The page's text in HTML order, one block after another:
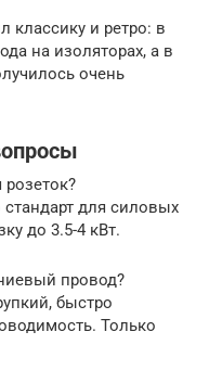
классику и ретро: в
на изоляторах, а в
очень
для силовых
до 3.5-4 кВт.
провод?
быстро
Только